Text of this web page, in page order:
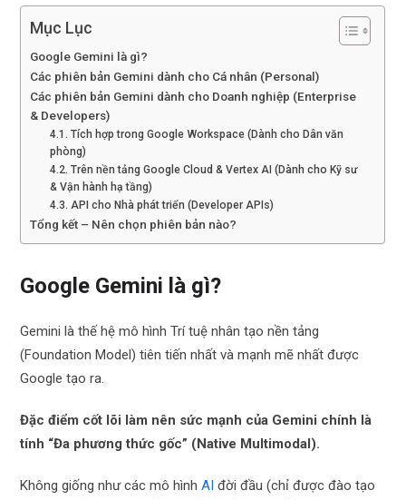
Mục Lục
Google Gemini là gì?
Các phiên bản Gemini dành cho Cá nhân (Personal)
Các phiên bản Gemini dành cho Doanh nghiệp (Enterprise
& Developers)
4.1. Tích hợp trong Google Workspace (Dành cho Dân văn
phòng)
4.2. Trên nền tảng Google Cloud & Vertex AI (Dành cho Kỹ sư
& Vận hành hạ tầng)
4.3. API cho Nhà phát triển (Developer APIs)
Tổng kết – Nên chọn phiên bản nào?
Google Gemini là gì?
Gemini là thế hệ mô hình Trí tuệ nhân tạo nền tảng
(Foundation Model) tiên tiến nhất và mạnh mẽ nhất được
Google tạo ra.
Đặc điểm cốt lõi làm nên sức mạnh của Gemini chính là
tính “Đa phương thức gốc” (Native Multimodal).
Không giống như các mô hìnhAI đời đầu (chỉ được đào tạo